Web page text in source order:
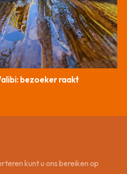
bezoeker raakt
kunt u ons bereiken op